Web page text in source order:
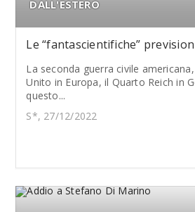
DALL'ESTERO
Le “fantascientifiche”
La seconda guerra civile
Unito in Europa, il Quarto Reich in
questo...
S*, 27/12/2022